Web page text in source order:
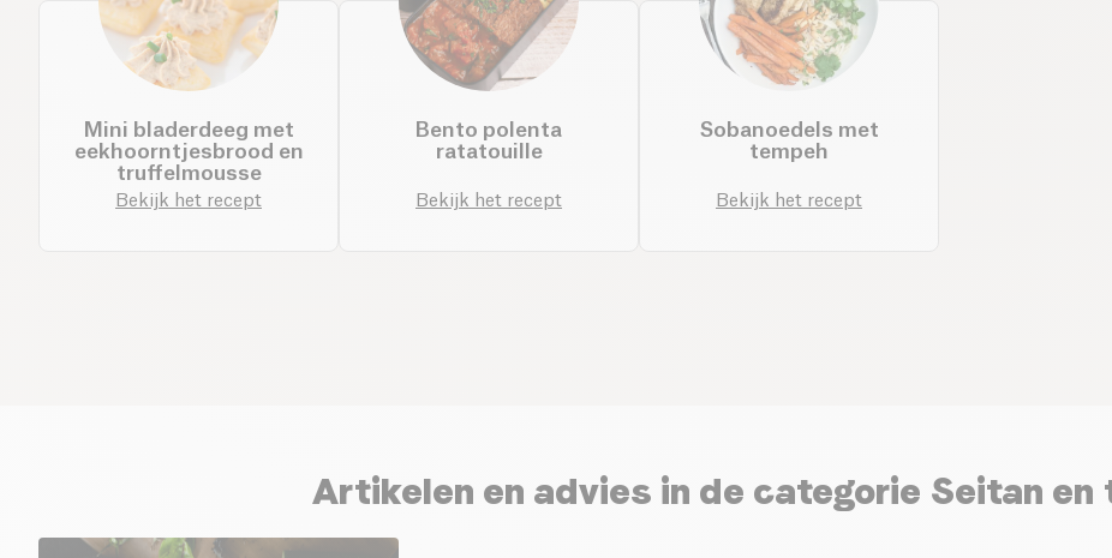
Mini bladerdeeg met
eekhoorntjesbrood en
truffelmousse
Bekijk het recept
Bento polenta
ratatouille
Bekijk het recept
Sobanoedels met
tempeh
Bekijk het recept
Artikelen en advies in de categorie Seitan en